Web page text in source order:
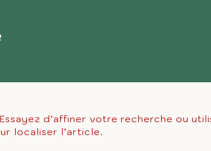
d’affiner votre recherche ou
localiser l’article.